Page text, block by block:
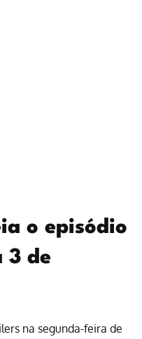
o episódio
3 de
na segunda-feira de